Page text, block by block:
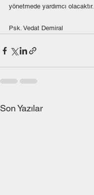
yönetmede yardımcı olacaktır.
Psk. Vedat Demiral
Son Yazılar